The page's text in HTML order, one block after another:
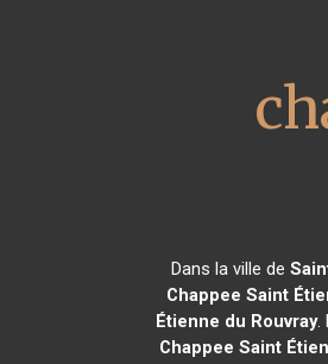
Dans la ville de
Chappee Saint
Étienne du Rouvray.
Chappee Saint